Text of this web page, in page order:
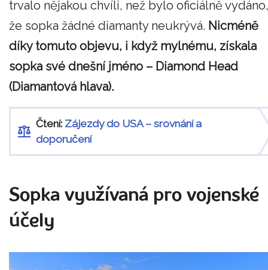
trvalo nějakou chvíli, než bylo oficiálně vydáno,
že sopka žádné diamanty neukrývá. Nicméně
díky tomuto objevu, i když mylnému, získala
sopka své dnešní jméno – Diamond Head
(Diamantová hlava).
Čtení: Zájezdy do USA – srovnání a
doporučení
Sopka využívaná pro vojenské
účely